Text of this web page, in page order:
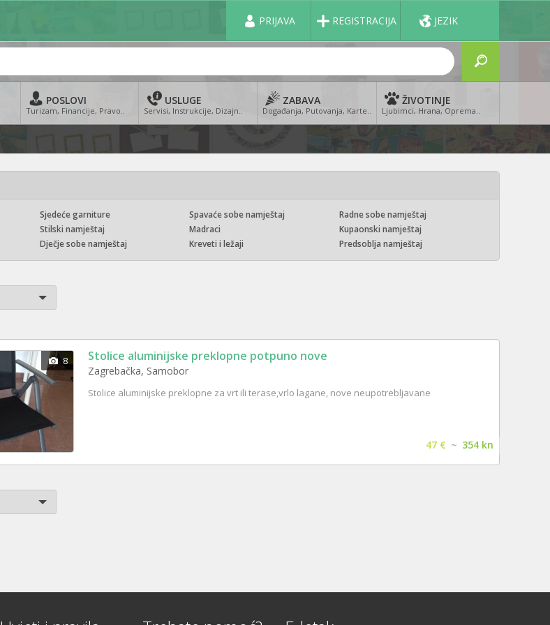
PRIJAVA REGISTRACIJA JEZIK
POSLOVI
Turizam, Financije, Pravo..
USLUGE
Servisi, Instrukcije, Dizajn..
ZABAVA
Događanja, Putovanja, Karte..
ŽIVOTINJE
Ljubimci, Hrana, Oprema..
Sjedeće garniture
Stilski namještaj
Dječje sobe namještaj
Spavaće sobe namještaj
Madraci
Kreveti i ležaji
Radne sobe namještaj
Kupaonski namještaj
Predsoblja namještaj
8 Stolice aluminijske preklopne potpuno nove
Zagrebačka, Samobor
Stolice aluminijske preklopne za vrt ili terase,vrlo lagane, nove neupotrebljavane
47 € ~ 354 kn